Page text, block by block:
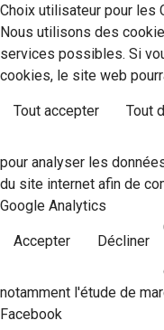
Choix utilisateur pour les
Nous utilisons des
services possibles. Si
cookies, le site web
Tout accepter Tout
pour analyser les
du site internet afin de
Google Analytics
Accepter Décliner
notamment l'étude de
Facebook